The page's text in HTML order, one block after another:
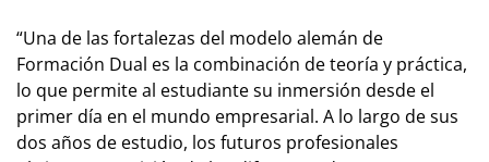
“Una de las fortalezas del modelo alemán de
Formación Dual es la combinación de teoría y práctica,
lo que permite al estudiante su inmersión desde el
primer día en el mundo empresarial. A lo largo de sus
dos años de estudio, los futuros profesionales